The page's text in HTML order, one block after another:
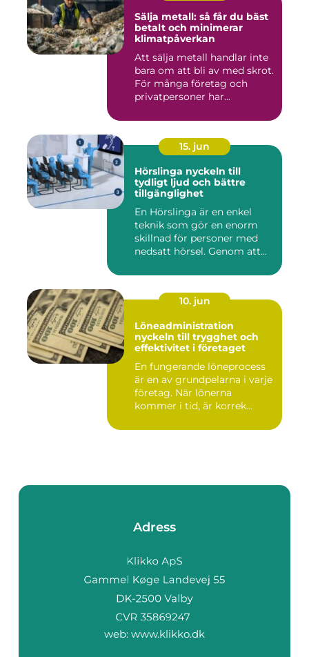
Sälja metall: så får du bäst
betalt och minimerar
klimatpåverkan
Att sälja metall handlar inte
bara om att bli av med skrot.
För många företag och
privatpersoner har...
15. jun
Hörslinga nyckeln till
tydligt ljud och bättre
tillgänglighet
En Hörslinga är en enkel
teknik som gör en enorm
skillnad för personer med
nedsatt hörsel. Genom att...
10. jun
Löneadministration
nyckeln till trygghet och
effektivitet i företaget
En fungerande löneprocess
är en av grundpelarna i varje
företag. När lönerna
kommer i tid, är korrek...
Adress
web: www.klikko.dk